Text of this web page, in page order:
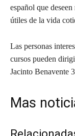
español que
útiles de la vida
Las personas
cursos pueden
Jacinto Benavente
Mas